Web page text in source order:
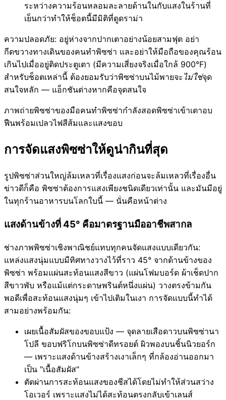
ระหว่างความร้อนหลอมละลายด้านในกับแสงในร้านที่
เย็นกว่าทำให้ช็อตนี้มีมิติที่ดูดราม่า
ความปลอดภัย: อยู่ห่างจากปากเตาอย่างน้อยสามฟุต อย่า
กีดขวางทางเดินของคนทำพิซซ่า และอย่าให้มือถือของคุณร้อน
เกินไปเมื่ออยู่ติดประตูเตา (มีความเสี่ยงจริงเมื่อใกล้ 900°F)
สำหรับช็อตเหล่านี้ ต้องยอมรับว่าพิซซ่าบนไม้พายจะ ไม่ใช่จุด
สนใจหลัก — แอ็กชันต่างหากคือจุดสนใจ
ภาพถ่ายพิซซ่าของมือคนทำพิซซ่ากำลังสอดพิซซ่าเข้าเตาอบ
ฟืนพร้อมเปลวไฟสีส้มและแสงขอบ
การจัดแสงพิซซ่าให้ดูน่ากินที่สุด
รูปพิซซ่าส่วนใหญ่ล้มเหลวที่เรื่องแสงก่อนจะล้มเหลวที่เรื่องอื่น
ข่าวดีก็คือ พิซซ่าต้องการแสงเพียงชนิดเดียวเท่านั้น และมันมีอยู่
ในทุกร้านอาหารบนโลกใบนี้ — นั่นคือหน้าต่าง
แสงด้านข้างที่ 45° คือมาตรฐานมืออาชีพสากล
ช่างภาพพิซซ่าเชิงพาณิชย์แทบทุกคนจัดแสงแบบเดียวกัน:
แหล่งแสงนุ่มแบบมีทิศทางวางไว้ที่ราว 45° จากด้านข้างของ
พิซซ่า พร้อมแผ่นสะท้อนแสงสีขาว (แผ่นโฟมบอร์ด ผ้าเช็ดปาก
สีขาวพับ หรือแม้แต่กระดาษพรินต์หนึ่งแผ่น) วางตรงข้ามกัน
พอดีเพื่อสะท้อนแสงนุ่มๆ เข้าไปเติมในเงา การจัดแบบนี้ทำได้
สามอย่างพร้อมกัน:
เผยเนื้อสัมผัสของขอบแป้ง — จุดลายเสือดาวบนพิซซ่านา
โปลี ขอบฟริโกบนพิซซ่าดีทรอยต์ ผิวพองบนชิ้นนิวยอร์ก
— เพราะแสงด้านข้างสร้างเงาเล็กๆ ที่กล้องอ่านออกมา
เป็น "เนื้อสัมผัส"
ตัดผ่านการสะท้อนแสงของชีสได้โดยไม่ทำให้ส่วนสว่าง
โอเวอร์ เพราะแสงไม่ได้สะท้อนตรงกลับเข้าเลนส์